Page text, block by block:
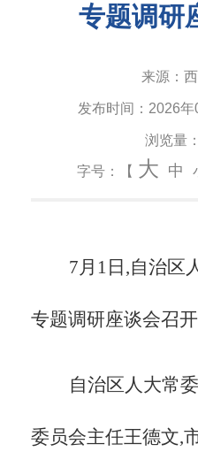
专题调研
来源：
发布时间： 2026年
浏览量：
字号：【 大 中
7月1日,自治区
专题调研座谈会召开
自治区人大常
委员会主任王德文,